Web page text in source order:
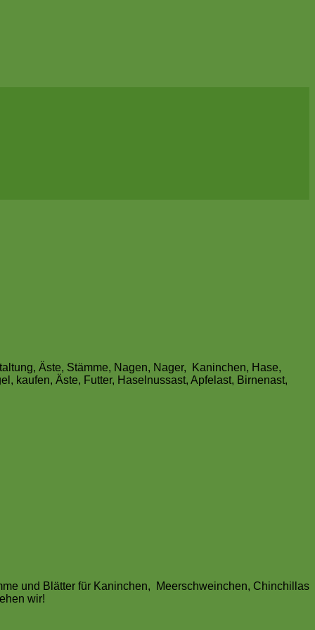
Äste, Stämme, Nagen, Nager,
Kaninchen, Hase,
kaufen, Äste, Futter, Haselnussast, Apfelast, Birnenast,
und Blätter für Kaninchen, Meerschweinchen, Chinchillas
wir!